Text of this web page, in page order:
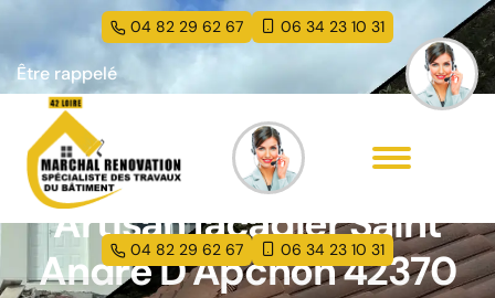
04 82 29 62 67 06 34 23 10 31
Être rappelé
04 82 29 62 67 06 34 23 10 31
Artisan façadier Saint
Andre D Apchon 42370